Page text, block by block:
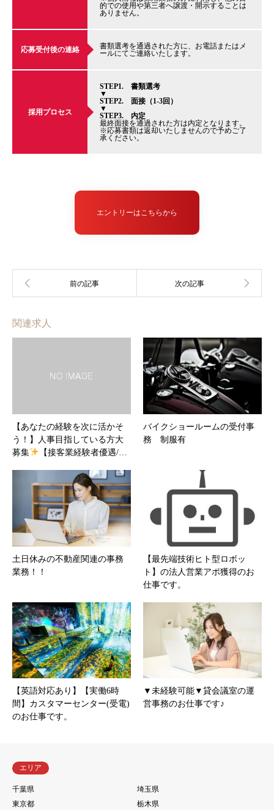
的での使用や第三者へ譲渡・開示することは
ありません。
応募受付後の連絡
書類選考を通過された方に、お電話またはメ
ールにてご連絡いたします。
採用プロセス
STEP1. 書類選考
▼
STEP2. 面接（1-3回）
▼
STEP3. 内定
最終面接を通過された方は内定となります。
※応募書類は返却いたしませんので予めご了
承ください。
エントリーはこちらから
関連求人
【あなたの経験を次に活かそ
う！】人事目指している方大
募集
【接客業経験者優遇/…
バイクショールームの受付事
務 制服有
土日休みの不動産関連の事務
業務！！
【最先端技術ヒト型ロボッ
ト】の法人営業アポ獲得のお
仕事です。
【英語対応あり】【実働6時
間】カスタマーセンター(受電)
のお仕事です。
▼未経験可能▼貸会議室の運
営事務のお仕事です♪
エリア
千葉県
埼玉県
東京都
栃木県